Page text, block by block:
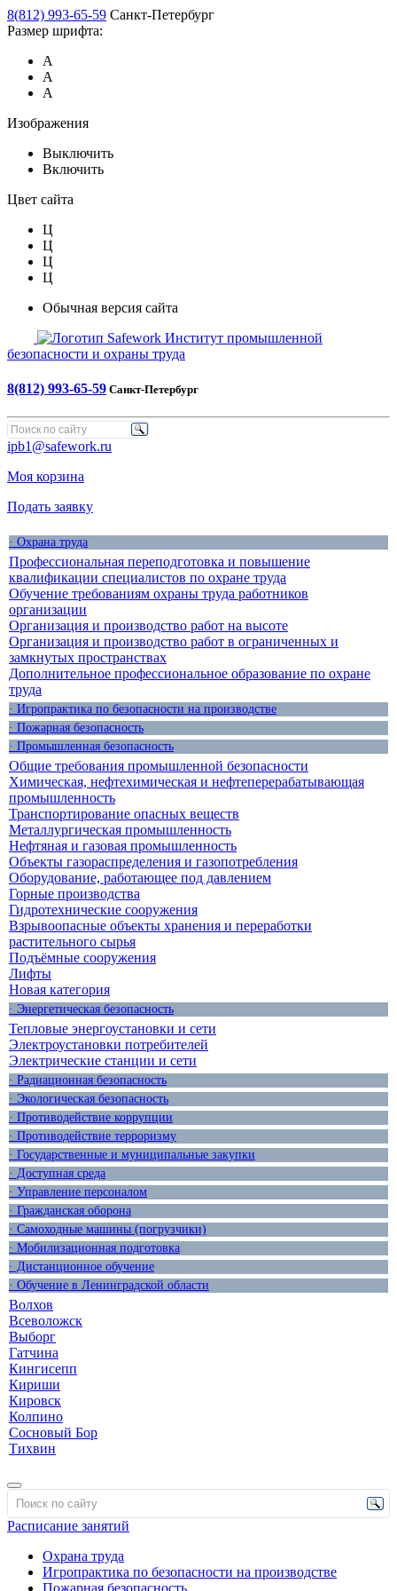
8(812) 993-65-59 Санкт-Петербург
Размер шрифта:
А
А
А
Изображения
Выключить
Включить
Цвет сайта
Ц
Ц
Ц
Ц
Обычная версия сайта
Safework Институт промышленной
безопасности и охраны труда
8(812) 993-65-59 Санкт-Петербург
ipb1@safework.ru
Моя корзина
Подать заявку
· Охрана труда
Профессиональная переподготовка и повышение
квалификации специалистов по охране труда
Обучение требованиям охраны труда работников
организации
Организация и производство работ на высоте
Организация и производство работ в ограниченных и
замкнутых пространствах
Дополнительное профессиональное образование по охране
труда
· Игропрактика по безопасности на производстве
· Пожарная безопасность
· Промышленная безопасность
Общие требования промышленной безопасности
Химическая, нефтехимическая и нефтеперерабатывающая
промышленность
Транспортирование опасных веществ
Металлургическая промышленность
Нефтяная и газовая промышленность
Объекты газораспределения и газопотребления
Оборудование, работающее под давлением
Горные производства
Гидротехнические сооружения
Взрывоопасные объекты хранения и переработки
растительного сырья
Подъёмные сооружения
Лифты
Новая категория
· Энергетическая безопасность
Тепловые энергоустановки и сети
Электроустановки потребителей
Электрические станции и сети
· Радиационная безопасность
· Экологическая безопасность
· Противодействие коррупции
· Противодействие терроризму
· Государственные и муниципальные закупки
· Доступная среда
· Управление персоналом
· Гражданская оборона
· Самоходные машины (погрузчики)
· Мобилизационная подготовка
· Дистанционное обучение
· Обучение в Ленинградской области
Волхов
Всеволожск
Выборг
Гатчина
Кингисепп
Кириши
Кировск
Колпино
Сосновый Бор
Тихвин
Расписание занятий
Охрана труда
Игропрактика по безопасности на производстве
Пожарная безопасность